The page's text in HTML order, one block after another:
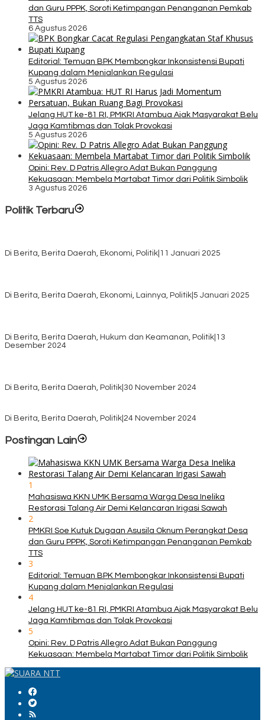
dan Guru PPPK, Soroti Ketimpangan Penanganan Pemkab
TTS
6 Agustus 2026
Editorial: Temuan BPK Membongkar Inkonsistensi Bupati
Kupang dalam Menjalankan Regulasi
5 Agustus 2026
Jelang HUT ke-81 RI, PMKRI Atambua Ajak Masyarakat Belu
Jaga Kamtibmas dan Tolak Provokasi
5 Agustus 2026
Opini: Rev. D Patris Allegro Adat Bukan Panggung
Kekuasaan: Membela Martabat Timor dari Politik Simbolik
3 Agustus 2026
Politik Terbaru
Di Berita, Berita Daerah, Ekonomi, Politik 11 Januari 2025
Di Berita, Berita Daerah, Ekonomi, Lainnya, Politik 5 Januari 2025
Di Berita, Berita Daerah, Hukum dan Keamanan, Politik 13
Desember 2024
Di Berita, Berita Daerah, Politik 30 November 2024
Di Berita, Berita Daerah, Politik 24 November 2024
Postingan Lain
1
Mahasiswa KKN UMK Bersama Warga Desa Inelika
Restorasi Talang Air Demi Kelancaran Irigasi Sawah
2
PMKRI Soe Kutuk Dugaan Asusila Oknum Perangkat Desa
dan Guru PPPK, Soroti Ketimpangan Penanganan Pemkab
TTS
3
Editorial: Temuan BPK Membongkar Inkonsistensi Bupati
Kupang dalam Menjalankan Regulasi
4
Jelang HUT ke-81 RI, PMKRI Atambua Ajak Masyarakat Belu
Jaga Kamtibmas dan Tolak Provokasi
5
Opini: Rev. D Patris Allegro Adat Bukan Panggung
Kekuasaan: Membela Martabat Timor dari Politik Simbolik